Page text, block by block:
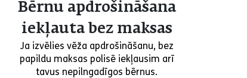
Bērnu apdrošināšana
iekļauta bez maksas
Ja izvēlies vēža apdrošināšanu, bez
papildu maksas polisē iekļausim arī
tavus nepilngadīgos bērnus.